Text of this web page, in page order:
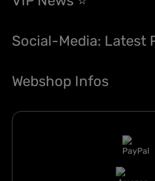
Social-Media: Latest
Webshop Infos